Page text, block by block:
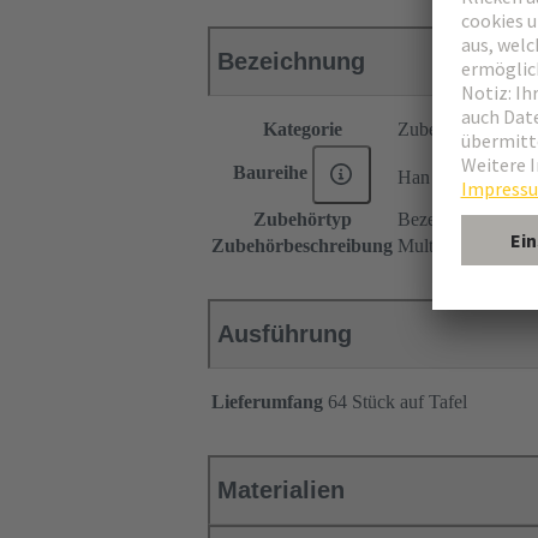
Bezeichnung
Kategorie Zubehör
Baureihe Han E AV
Zubehörtyp
Zubehörbeschreibung Multi-Kontur
Ausführung
Lieferumfang 64 Stück auf Tafel
Materialien